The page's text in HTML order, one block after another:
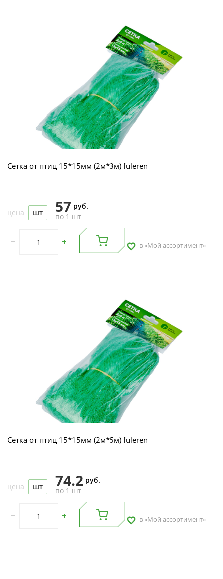
Сетка от птиц 15*15мм (2м*3м) fuleren
цена шт 57 руб.
по 1 шт
в «Мой ассортимент»
Сетка от птиц 15*15мм (2м*5м) fuleren
цена шт 74.2 руб.
по 1 шт
в «Мой ассортимент»